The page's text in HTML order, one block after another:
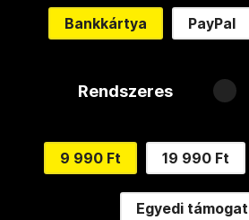
Bankkártya PayPal
Rendszeres
9 990 Ft 19 990 Ft
Egyedi